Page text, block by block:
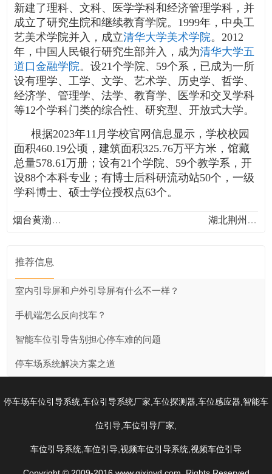
新建了理科、文科、医学学科和经济管理学科，并
成立了研究生院和继续教育学院。1999年，中央工
艺美术学院并入，成立清华大学美术学院。2012
年，中国人民银行研究生部并入，成为清华大学五
道口金融学院。设21个学院、59个系，已成为一所
设有理学、工学、文学、艺术学、历史学、哲学、
经济学、管理学、法学、教育学、医学和交叉学科
等12个学科门类的综合性、研究型、开放式大学。
根据2023年11月学校官网信息显示，学校校园
面积460.19公顷，建筑面积325.76万平方米，馆藏
总量578.61万册；设有21个学院、59个教学系，开
设88个本科专业；有博士后科研流动站50个，一级
学科博士、硕士学位授权点63个。
烟台黄渤海新区双祥大厦地下停车场 湖北荆州沙市区荆州东服务区北区
推荐信息
室内引导屏和户外引导屏有什么不一样？
手机端怎么反向找车？
智能车位引导告别担心停车难的问题
停车场系统解决方案之道
停车场车位引导系统 车位引导系统厂家 车位探测器 车位感应器 智能车
位引导 车位引导厂家
车位引导系统 车位引导 视频车位引导系统 视频车位引导